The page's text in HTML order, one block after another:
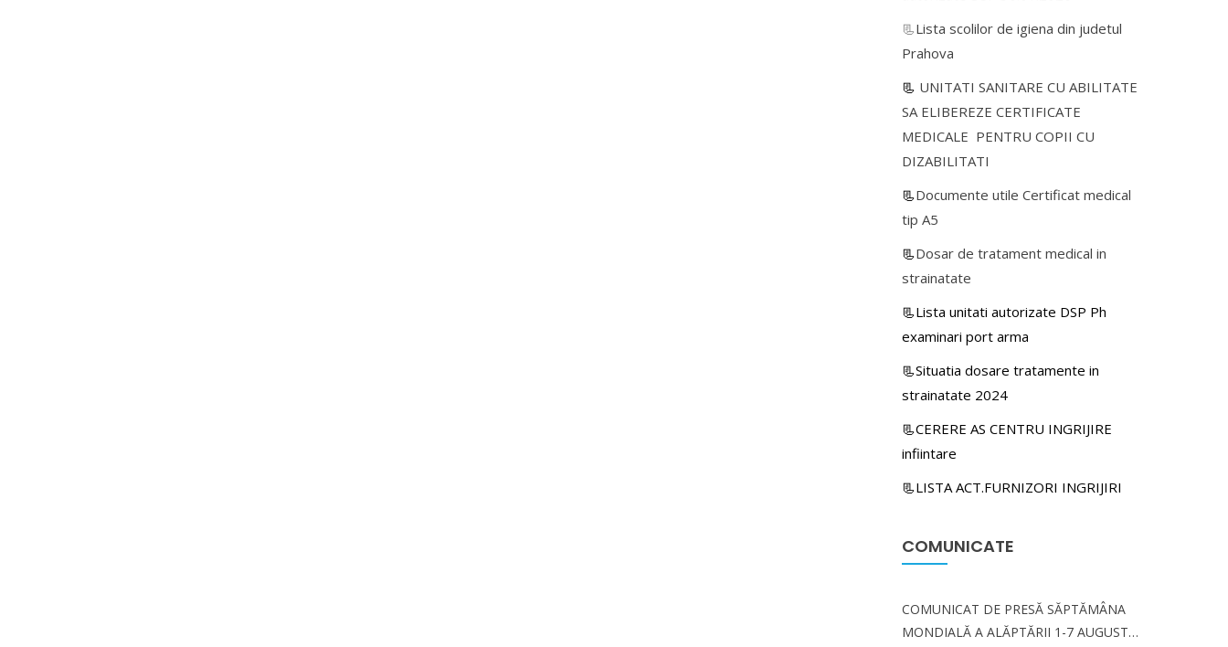
📃Lista scolilor de igiena din judetul
Prahova
📃 UNITATI SANITARE CU ABILITATE
SA ELIBEREZE CERTIFICATE
MEDICALE PENTRU COPII CU
DIZABILITATI
📃Documente utile Certificat medical
tip A5
📃Dosar de tratament medical in
strainatate
📃Lista unitati autorizate DSP Ph
examinari port arma
📃Situatia dosare tratamente in
strainatate 2024
📃CERERE AS CENTRU INGRIJIRE
infiintare
📃LISTA ACT.FURNIZORI INGRIJIRI
COMUNICATE
COMUNICAT DE PRESĂ SĂPTĂMÂNA
MONDIALĂ A ALĂPTĂRII 1-7 AUGUST